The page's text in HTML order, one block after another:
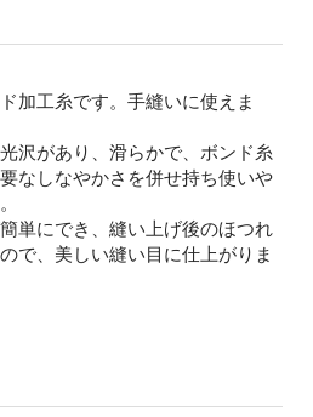
加工糸です。手縫いに使えま
沢があり、滑らかで、ボンド糸
なしなやかさを併せ持ち使いや
単にでき、縫い上げ後のほつれ
で、美しい縫い目に仕上がりま